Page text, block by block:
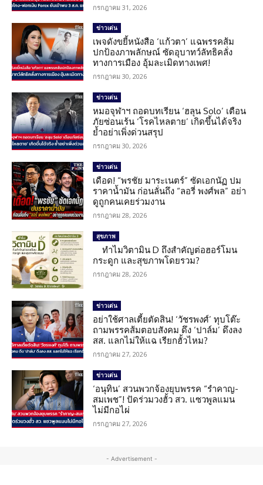
กรกฎาคม 31, 2026
ข่าวเด่น
เพจดังขยี้หนังสือ ‘แก้วตา’ แฉพรรคส้ม
ปกป้องภาพลักษณ์ ซัดอุบาทว์ลัทธิคลั่ง
ทางการเมือง อุ้มละเมิดทางเพศ!
กรกฎาคม 30, 2026
ข่าวเด่น
หมอจุฬาฯ ถอดบทเรียน ‘ฮลุน Solo’ เตือน
ภัยซ่อนเร้น ‘โรคไหลตาย’ เกิดขึ้นได้จริง
ย้ำอย่าเพิ่งด่วนสรุป
กรกฎาคม 30, 2026
ข่าวเด่น
เดือด! “พรชัย มาระเนตร์” ซัดเอกนัฏ ปม
ราคาน้ำมัน ก่อนลั่นถึง “ลอรี่ พงศ์พล” อย่า
ดูถูกคนเคยร่วมงาน
กรกฎาคม 28, 2026
สุขภาพ
ทำไมวิตามิน D ถึงสำคัญต่อฮอร์โมน
กระดูก และสุขภาพโดยรวม?
กรกฎาคม 28, 2026
ข่าวเด่น
อย่าใช้ศาลเตี้ยตัดสิน! ‘วัชรพงศ์’ ทุบโต๊ะ
ถามพรรคส้มตอบสังคม ดึง ‘ปาล์ม’ ดึงลง
สส. แลกไม่ให้แฉ เรียกฮั้วไหม?
กรกฎาคม 27, 2026
ข่าวเด่น
‘อนุทิน’ สวนพวกจ้องยุบพรรค “รำคาญ-
สมเพช”! ปัดร่วมวงฮั้ว สว. แซวพูลแมน
ไม่มีกอไผ่
กรกฎาคม 27, 2026
- Advertisement -